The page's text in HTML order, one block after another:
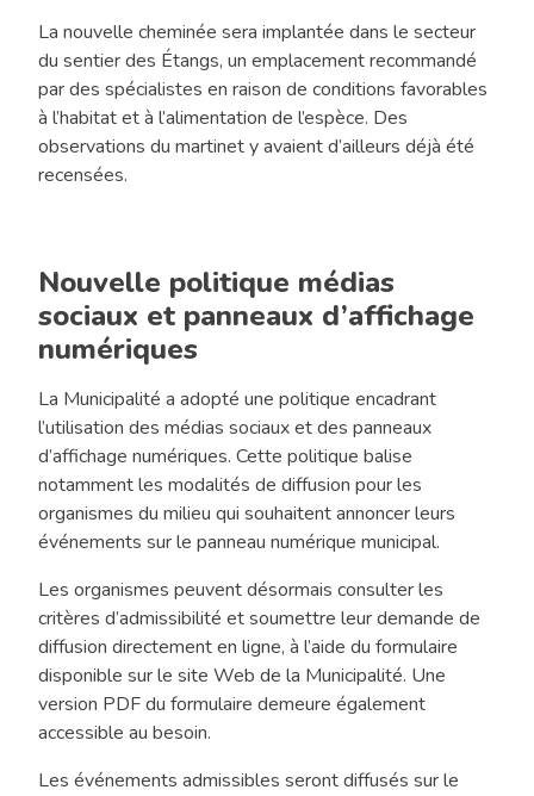
La nouvelle cheminée sera implantée dans le secteur
du sentier des Étangs, un emplacement recommandé
par des spécialistes en raison de conditions favorables
à l’habitat et à l’alimentation de l’espèce. Des
observations du martinet y avaient d’ailleurs déjà été
recensées.
Nouvelle politique médias
sociaux et panneaux d’affichage
numériques
La Municipalité a adopté une politique encadrant
l’utilisation des médias sociaux et des panneaux
d’affichage numériques. Cette politique balise
notamment les modalités de diffusion pour les
organismes du milieu qui souhaitent annoncer leurs
événements sur le panneau numérique municipal.
Les organismes peuvent désormais consulter les
critères d’admissibilité et soumettre leur demande de
diffusion directement en ligne, à l’aide du formulaire
disponible sur le site Web de la Municipalité. Une
version PDF du formulaire demeure également
accessible au besoin.
Les événements admissibles seront diffusés sur le